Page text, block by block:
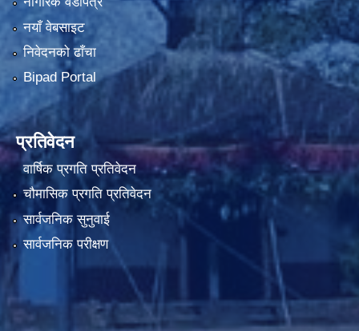
नयाँ वेबसाइट
निवेदनको ढाँचा
Bipad Portal
प्रतिवेदन
वार्षिक प्रगति प्रतिवेदन
चौमासिक प्रगति प्रतिवेदन
सार्वजनिक सुनुवाई
सार्वजनिक परीक्षण